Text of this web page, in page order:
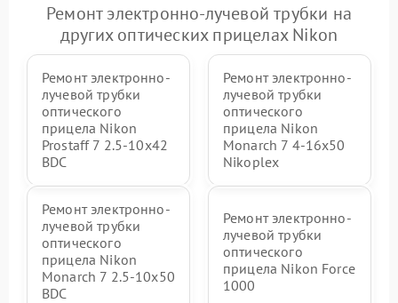
Ремонт электронно-лучевой трубки на
других оптических прицелах Nikon
Ремонт электронно-
лучевой трубки
оптического
прицела Nikon
Prostaff 7 2.5-10x42
BDC
Ремонт электронно-
лучевой трубки
оптического
прицела Nikon
Monarch 7 4-16x50
Nikoplex
Ремонт электронно-
лучевой трубки
оптического
прицела Nikon
Monarch 7 2.5-10x50
BDC
Ремонт электронно-
лучевой трубки
оптического
прицела Nikon Force
1000